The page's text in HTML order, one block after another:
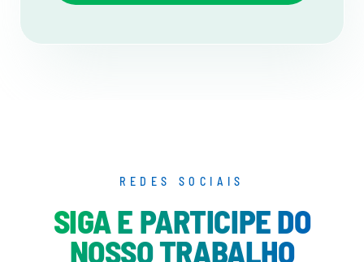
REDES SOCIAIS
SIGA E PARTICIPE DO
NOSSO TRABALHO